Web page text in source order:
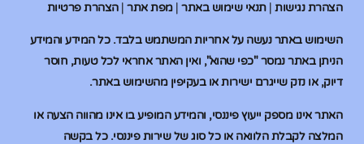
הצהרת נגישות|תנאי שימוש באתר|מפת אתר|הצהרת פרטיות
השימוש באתר נעשה על אחריות המשתמש בלבד. כל המידע והמידע
הניתן באתר נמסר "כפי שהוא", ואין האתר אחראי לכל טעות, חוסר
דיוק, או נזק שייגרם ישירות או בעקיפין מהשימוש באתר.
האתר אינו מספק ייעוץ פיננסי, והמידע המופיע בו אינו מהווה הצעה או
המלצה לקבלת הלוואה או כל סוג של שירות פיננסי. כל בקשה